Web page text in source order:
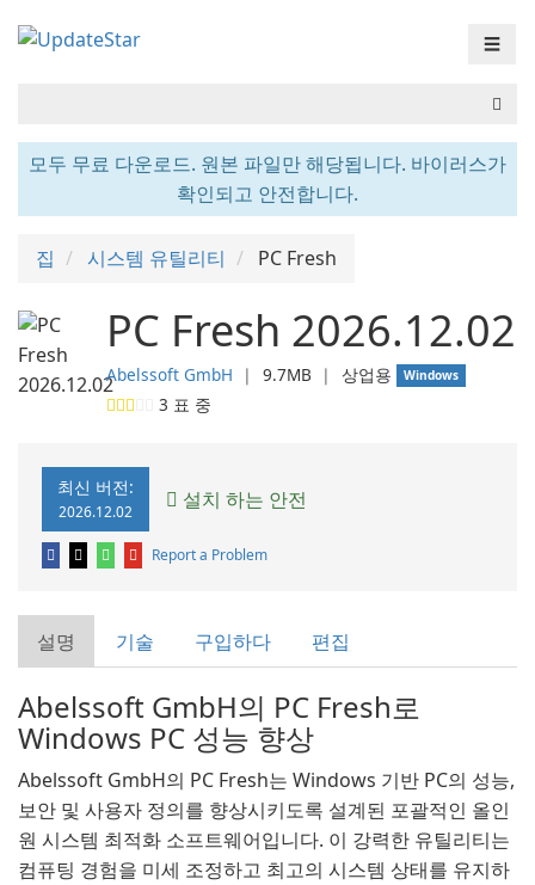
☰
모두 무료 다운로드. 원본 파일만 해당됩니다. 바이러스가
확인되고 안전합니다.
집 시스템 유틸리티 PC Fresh
PC Fresh 2026.12.02
Abelssoft GmbH ❘ 9.7MB ❘ 상업용 Windows
3 표 중
최신 버전:
2026.12.02 설치 하는 안전
Report a Problem
설명 기술 구입하다 편집
Abelssoft GmbH의 PC Fresh로
Windows PC 성능 향상
Abelssoft GmbH의 PC Fresh는 Windows 기반 PC의 성능,
보안 및 사용자 정의를 향상시키도록 설계된 포괄적인 올인
원 시스템 최적화 소프트웨어입니다. 이 강력한 유틸리티는
컴퓨팅 경험을 미세 조정하고 최고의 시스템 상태를 유지하